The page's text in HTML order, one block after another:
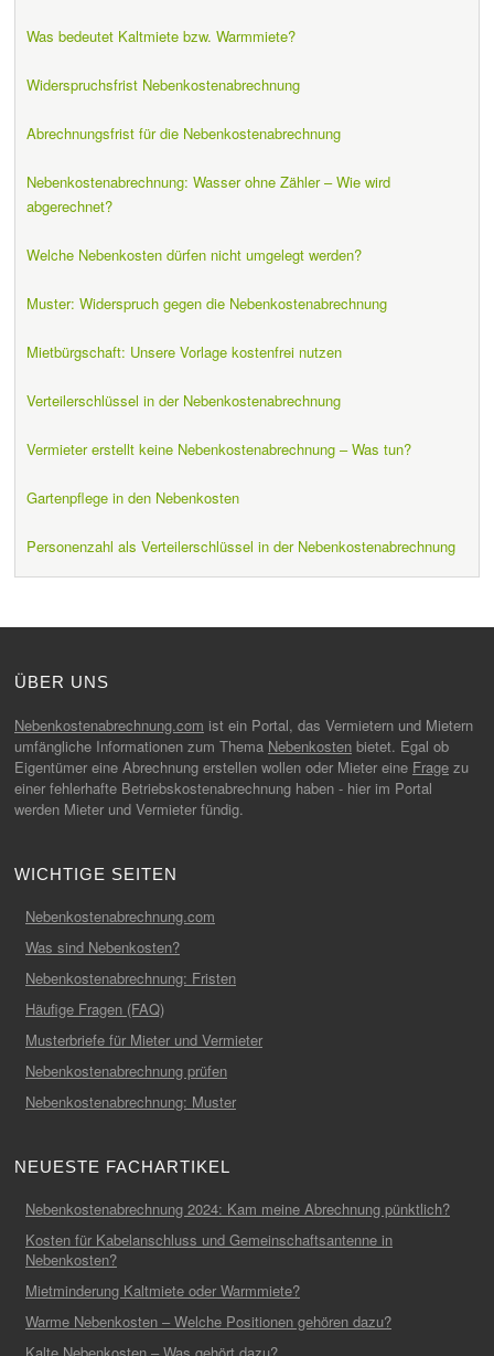
Was bedeutet Kaltmiete bzw. Warmmiete?
Widerspruchsfrist Nebenkostenabrechnung
Abrechnungsfrist für die Nebenkostenabrechnung
Nebenkostenabrechnung: Wasser ohne Zähler – Wie wird
abgerechnet?
Welche Nebenkosten dürfen nicht umgelegt werden?
Muster: Widerspruch gegen die Nebenkostenabrechnung
Mietbürgschaft: Unsere Vorlage kostenfrei nutzen
Verteilerschlüssel in der Nebenkostenabrechnung
Vermieter erstellt keine Nebenkostenabrechnung – Was tun?
Gartenpflege in den Nebenkosten
Personenzahl als Verteilerschlüssel in der Nebenkostenabrechnung
ÜBER UNS
Nebenkostenabrechnung.com ist ein Portal, das Vermietern und Mietern
umfängliche Informationen zum Thema Nebenkosten bietet. Egal ob
Eigentümer eine Abrechnung erstellen wollen oder Mieter eine Frage zu
einer fehlerhafte Betriebskostenabrechnung haben - hier im Portal
werden Mieter und Vermieter fündig.
WICHTIGE SEITEN
Nebenkostenabrechnung.com
Was sind Nebenkosten?
Nebenkostenabrechnung: Fristen
Häufige Fragen (FAQ)
Musterbriefe für Mieter und Vermieter
Nebenkostenabrechnung prüfen
Nebenkostenabrechnung: Muster
NEUESTE FACHARTIKEL
Nebenkostenabrechnung 2024: Kam meine Abrechnung pünktlich?
Kosten für Kabelanschluss und Gemeinschaftsantenne in
Nebenkosten?
Mietminderung Kaltmiete oder Warmmiete?
Warme Nebenkosten – Welche Positionen gehören dazu?